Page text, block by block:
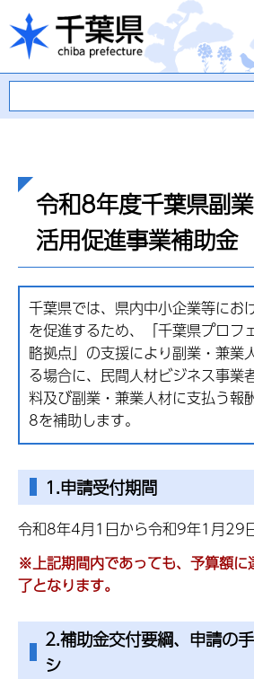
千葉県
令和8年度千葉県副
活用促進事業補助金
千葉県では、県内中小企業等にお
を促進するため、「千葉県プロフ
略拠点」の支援により副業・兼業
る場合に、民間人材ビジネス事業
料及び副業・兼業人材に支払う報
8を補助します。
1.申請受付期間
令和8年4月1日から令和9年1月29
※上記期間内であっても、予算額に
了となります。
2.補助金交付要綱、申請の
シ